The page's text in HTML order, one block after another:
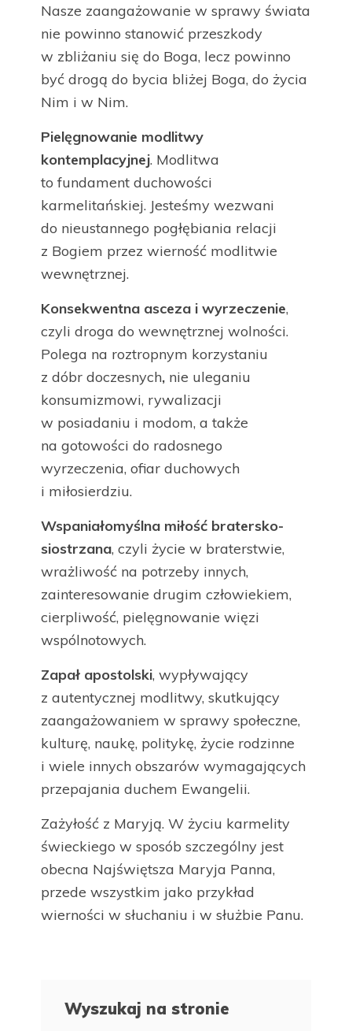
Nasze zaangażowanie w sprawy świata
nie powinno stanowić przeszkody
w zbliżaniu się do Boga, lecz powinno
być drogą do bycia bliżej Boga, do życia
Nim i w Nim.
Pielęgnowanie modlitwy
kontemplacyjnej. Modlitwa
to fundament duchowości
karmelitańskiej. Jesteśmy wezwani
do nieustannego pogłębiania relacji
z Bogiem przez wierność modlitwie
wewnętrznej.
Konsekwentna asceza i wyrzeczenie,
czyli droga do wewnętrznej wolności.
Polega na roztropnym korzystaniu
z dóbr doczesnych, nie uleganiu
konsumizmowi, rywalizacji
w posiadaniu i modom, a także
na gotowości do radosnego
wyrzeczenia, ofiar duchowych
i miłosierdziu.
Wspaniałomyślna miłość bratersko-
siostrzana, czyli życie w braterstwie,
wrażliwość na potrzeby innych,
zainteresowanie drugim człowiekiem,
cierpliwość, pielęgnowanie więzi
wspólnotowych.
Zapał apostolski, wypływający
z autentycznej modlitwy, skutkujący
zaangażowaniem w sprawy społeczne,
kulturę, naukę, politykę, życie rodzinne
i wiele innych obszarów wymagających
przepajania duchem Ewangelii.
Zażyłość z Maryją. W życiu karmelity
świeckiego w sposób szczególny jest
obecna Najświętsza Maryja Panna,
przede wszystkim jako przykład
wierności w słuchaniu i w służbie Panu.
Wyszukaj na stronie